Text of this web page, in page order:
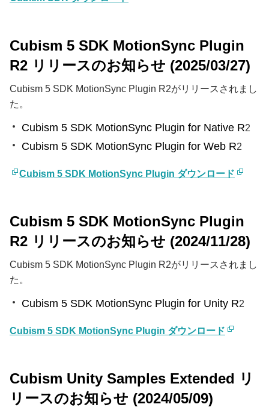
Cubism 5 SDK MotionSync Plugin
R2 リリースのお知らせ (2025/03/27)
Cubism 5 SDK MotionSync Plugin R2がリリースされまし
た。
Cubism 5 SDK MotionSync Plugin for Native R2
Cubism 5 SDK MotionSync Plugin for Web R2
Cubism 5 SDK MotionSync Plugin ダウンロード
Cubism 5 SDK MotionSync Plugin
R2 リリースのお知らせ (2024/11/28)
Cubism 5 SDK MotionSync Plugin R2がリリースされまし
た。
Cubism 5 SDK MotionSync Plugin for Unity R2
Cubism 5 SDK MotionSync Plugin ダウンロード
Cubism Unity Samples Extended リ
リースのお知らせ (2024/05/09)